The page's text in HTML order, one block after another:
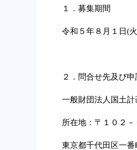
１．募集期間
令和５年８月１日(
２．問合せ先及び
一般財団法人国土
所在地：〒１０２－
東京都千代田区一